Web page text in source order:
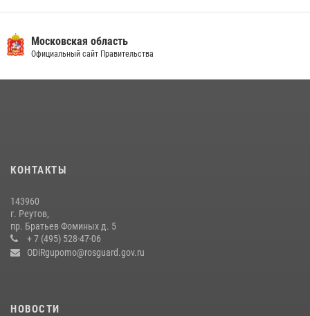
федеральном розыске (видео)
22 июля 2026, 14:15 1
18 июля 2026, 07:03
сотрудников спецподразделений в преодолении полосы
препятствий со стрельбой
14 июля 2026, 15:13
Московская область
Официальный сайт Правительства
КОНТАКТЫ
143960
г. Реутов,
пр. Братьев Фоминых д. 5
+ 7 (495) 528-47-06
ODiRgupomo@rosguard.gov.ru
НОВОСТИ